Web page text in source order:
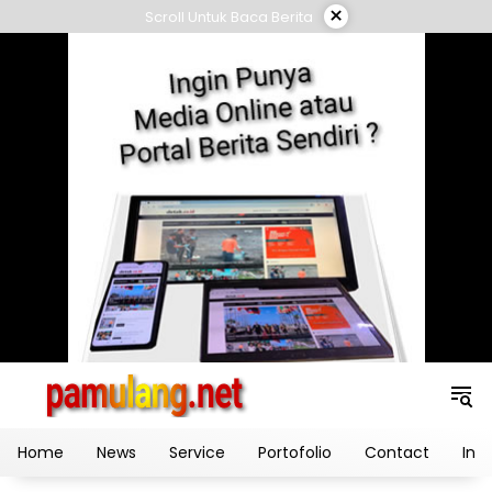
to
Scroll Untuk Baca Berita ×
Home News Service Portofolio Contact